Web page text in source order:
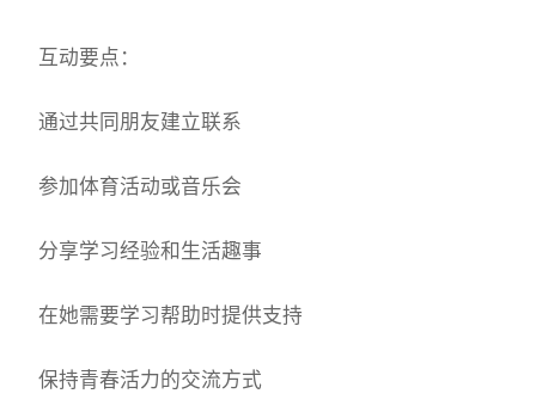
互动要点：
通过共同朋友建立联系
参加体育活动或音乐会
分享学习经验和生活趣事
在她需要学习帮助时提供支持
保持青春活力的交流方式